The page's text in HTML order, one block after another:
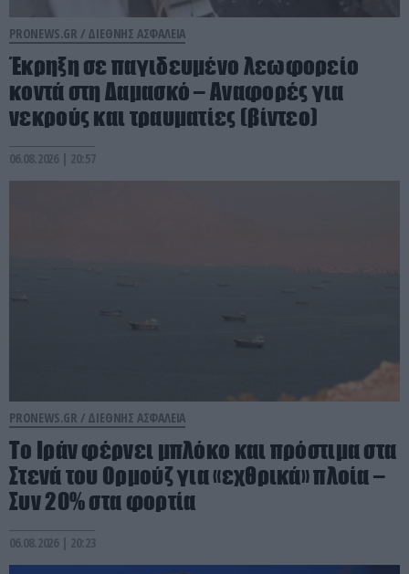
PRONEWS.GR / ΔΙΕΘΝΗΣ ΑΣΦΑΛΕΙΑ
Έκρηξη σε παγιδευμένο λεωφορείο
κοντά στη Δαμασκό – Αναφορές για
νεκρούς και τραυματίες (βίντεο)
06.08.2026 | 20:57
PRONEWS.GR / ΔΙΕΘΝΗΣ ΑΣΦΑΛΕΙΑ
Το Ιράν φέρνει μπλόκο και πρόστιμα στα
Στενά του Ορμούζ για «εχθρικά» πλοία –
Συν 20% στα φορτία
06.08.2026 | 20:23